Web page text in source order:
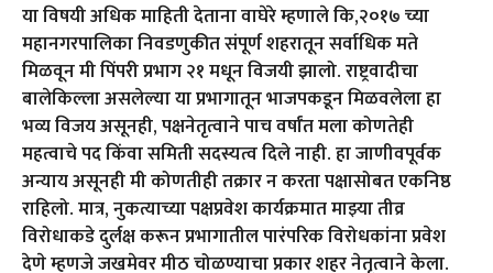
या विषयी अधिक माहिती देताना वाघेरे म्हणाले कि,२०१७ च्या
महानगरपालिका निवडणुकीत संपूर्ण शहरातून सर्वाधिक मते
मिळवून मी पिंपरी प्रभाग २१ मधून विजयी झालो. राष्ट्रवादीचा
बालेकिल्ला असलेल्या या प्रभागातून भाजपकडून मिळवलेला हा
भव्य विजय असूनही, पक्षनेतृत्वाने पाच वर्षांत मला कोणतेही
महत्वाचे पद किंवा समिती सदस्यत्व दिले नाही. हा जाणीवपूर्वक
अन्याय असूनही मी कोणतीही तक्रार न करता पक्षासोबत एकनिष्ठ
राहिलो. मात्र, नुकत्याच्या पक्षप्रवेश कार्यक्रमात माझ्या तीव्र
विरोधाकडे दुर्लक्ष करून प्रभागातील पारंपरिक विरोधकांना प्रवेश
देणे म्हणजे जखमेवर मीठ चोळण्याचा प्रकार शहर नेतृत्वाने केला.